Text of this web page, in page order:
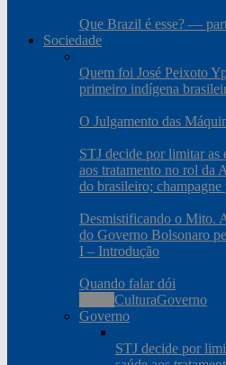
Que Brazil é esse? —
Sociedade
Quem foi José Peixoto
primeiro indígena
O Julgamento das
STJ decide por limitar as
aos tratamento no rol da
do brasileiro;
Desmistificando o Mito.
do Governo Bolsonaro
I – Introdução
Quando falar dói
CulturaGoverno
Governo
STJ decide por